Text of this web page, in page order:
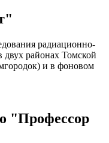
радиационно-
двух районах Томской
и в фоновом
"Профессор